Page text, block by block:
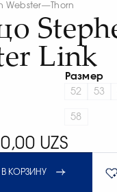
Webster— Thorn
Link
Размер
52
53
58
UZS
КОРЗИНУ